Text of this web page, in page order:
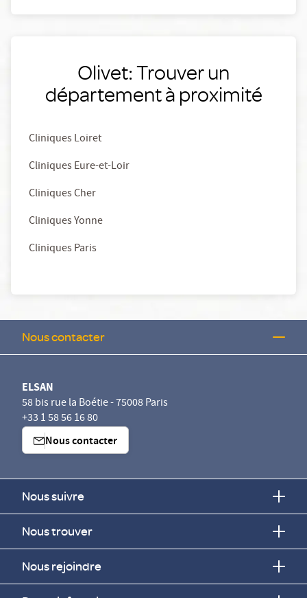
Olivet: Trouver un
département à proximité
Cliniques Loiret
Cliniques Eure-et-Loir
Cliniques Cher
Cliniques Yonne
Cliniques Paris
Nous contacter
ELSAN
58 bis rue la Boétie - 75008 Paris
+33 1 58 56 16 80
Nous contacter
Nous suivre
Nous trouver
Nous rejoindre